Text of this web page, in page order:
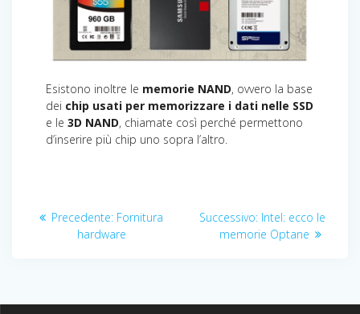
Esistono inoltre le memorie NAND, ovvero la base
dei chip usati per memorizzare i dati nelle SSD
e le 3D NAND, chiamate così perché permettono
d’inserire più chip uno sopra l’altro.
Navigazione
articoli
Precedente: Articolo
precedente:
Fornitura
hardware
Successivo: Articolo
successivo:
Intel: ecco le
memorie Optane